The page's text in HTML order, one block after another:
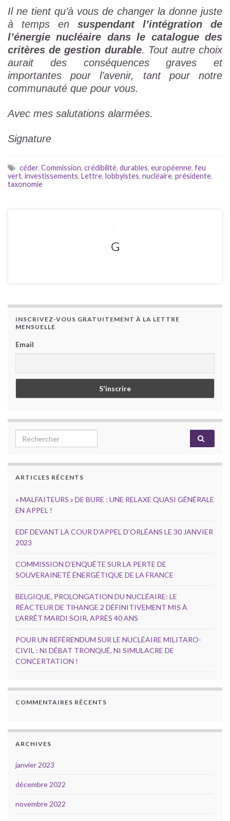
Il ne tient qu’à vous de changer la donne juste
à temps en suspendant l’intégration de
l’énergie nucléaire dans le catalogue des
critères de gestion durable. Tout autre choix
aurait des conséquences graves et
importantes pour l’avenir, tant pour notre
communauté que pour vous.
Avec mes salutations alarmées.
Signature
céder, Commission, crédibilité, durables, européenne, feu
vert, investissements, Lettre, lobbyistes, nucléaire, présidente,
taxonomie
G
INSCRIVEZ-VOUS GRATUITEMENT À LA LETTRE
MENSUELLE
Email
Search for:
ARTICLES RÉCENTS
« MALFAITEURS » DE BURE : UNE RELAXE QUASI GÉNÉRALE
EN APPEL !
EDF DEVANT LA COUR D’APPEL D’ORLÉANS LE 30 JANVIER
2023
COMMISSION D’ENQUÊTE SUR LA PERTE DE
SOUVERAINETÉ ÉNERGÉTIQUE DE LA FRANCE
BELGIQUE, PROLONGATION DU NUCLÉAIRE: LE
RÉACTEUR DE TIHANGE 2 DÉFINITIVEMENT MIS À
L’ARRÊT MARDI SOIR, APRÈS 40 ANS
POUR UN RÉFÉRENDUM SUR LE NUCLÉAIRE MILITARO-
CIVIL : NI DÉBAT TRONQUÉ, NI SIMULACRE DE
CONCERTATION !
COMMENTAIRES RÉCENTS
ARCHIVES
janvier 2023
décembre 2022
novembre 2022